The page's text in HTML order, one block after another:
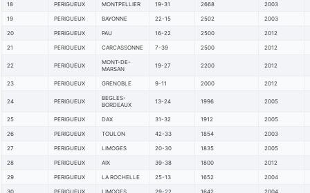
18 PERIGUEUX MONTPELLIER 19-31 2668 2003
19 PERIGUEUX BAYONNE 22-15 2502 2003
20 PERIGUEUX PAU 16-22 2500 2012
21 PERIGUEUX CARCASSONNE 7-39 2500 2012
22 PERIGUEUX
MONT-DE-
MARSAN
19-27 2200 2012
23 PERIGUEUX GRENOBLE 9-11 2000 2012
24 PERIGUEUX
BEGLES-
BORDEAUX
13-24 1996 2005
25 PERIGUEUX DAX 31-32 1912 2005
26 PERIGUEUX TOULON 42-33 1854 2003
27 PERIGUEUX LIMOGES 20-30 1835 2005
28 PERIGUEUX AIX 39-38 1800 2012
29 PERIGUEUX LA ROCHELLE 25-13 1652 2004
30 PERIGUEUX LIMOGES 29-22 1642 2004